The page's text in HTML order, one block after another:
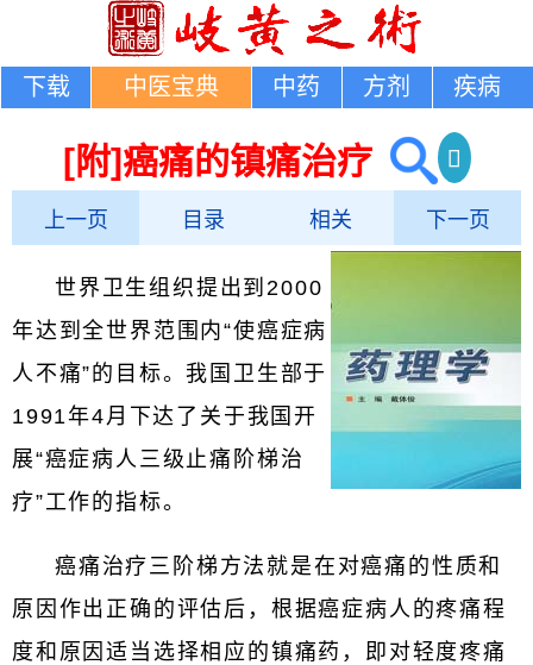
下载 中医宝典 中药 方剂 疾病
[附]癌痛的镇痛治疗
上一页 目录 相关 下一页
世界卫生组织提出到2000
年达到全世界范围内“使癌症病
人不痛”的目标。我国卫生部于
1991年4月下达了关于我国开
展“癌症病人三级止痛阶梯治
疗”工作的指标。
癌痛治疗三阶梯方法就是在对癌痛的性质和
原因作出正确的评估后，根据癌症病人的疼痛程
度和原因适当选择相应的镇痛药，即对轻度疼痛